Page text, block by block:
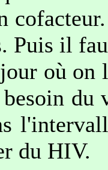
Puis il
où
du
du HIV.